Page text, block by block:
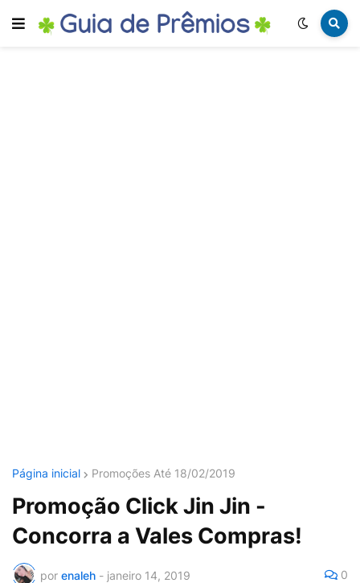
Página inicial Promoções Até 18/02/2019
Promoção Click Jin Jin -
Concorra a Vales Compras!
por enaleh - janeiro 14, 2019 0